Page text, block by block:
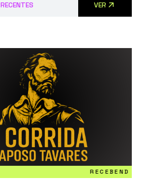
RECENTES VER
RECEBENDO INSCRIÇÕES